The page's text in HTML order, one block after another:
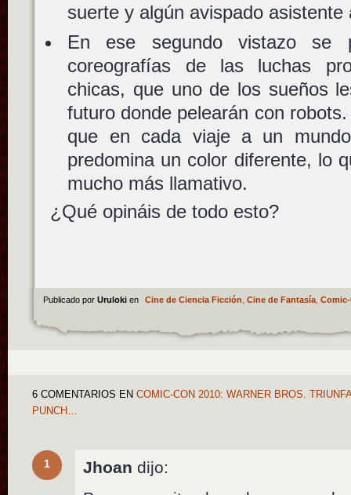
suerte y algún avispado asistente
En ese segundo vistazo se
coreografías de las luchas
chicas, que uno de los sueños
futuro donde pelearán con
que en cada viaje a un
predomina un color diferente, lo
mucho más llamativo.
¿Qué opináis de todo esto?
Publicado por Uruloki en Cine de Ciencia Ficción Cine de Fantasía, Comic-
6 COMENTARIOS EN COMIC-CON 2010: WARNER BROS.
PUNCH…
1 Jhoan dijo: